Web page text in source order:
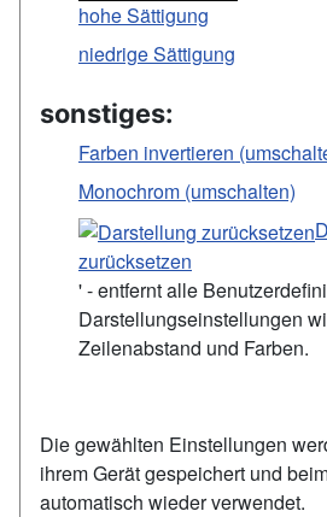
hohe Sättigung
niedrige Sättigung
sonstiges:
Farben invertieren
Monochrom (umschalten)
zurücksetzen
' - entfernt alle
Darstellungseinstellungen
Zeilenabstand und Farben.
Die gewählten Einstellungen
ihrem Gerät gespeichert und
automatisch wieder verwendet.